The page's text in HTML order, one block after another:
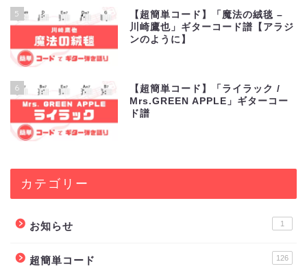
5
【超簡単コード】「魔法の絨毯 –
川崎鷹也」ギターコード譜【アラジ
ンのように】
6
【超簡単コード】「ライラック /
Mrs.GREEN APPLE」ギターコー
ド譜
カテゴリー
お知らせ 1
超簡単コード 126